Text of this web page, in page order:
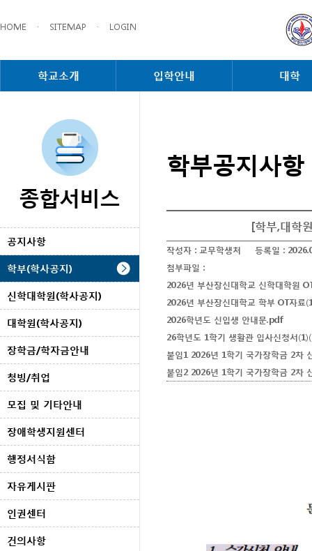
HOME · SITEMAP · LOGIN
학교소개 입학안내 대학
종합서비스
공지사항
학부(학사공지)
신학대학원(학사공지)
대학원(학사공지)
장학금/학자금안내
청빙/취업
모집 및 기타안내
장애학생지원센터
행정서식함
자유게시판
인권센터
건의사항
학부공지사항
[학부,대학
작성자 : 교무학생처 등록일 :
첨부파일 :
2026년 부산장신대학교 신학대학원
2026년 부산장신대학교 학부 OT자료
2026학년도 신입생 안내문.pdf
26학년도 1학기 생활관 입사신청서
붙임1 2026년 1학기 국가장학금 2차
붙임2 2026년 1학기 국가장학금 2차